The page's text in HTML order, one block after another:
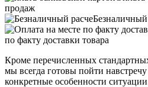
продаж
Безналичный
по факту доставки товара
Кроме перечисленных
мы всегда готовы пойти
конкретные особенности